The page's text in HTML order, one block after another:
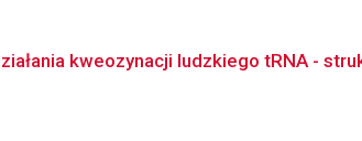
kweozynacji ludzkiego tRNA -